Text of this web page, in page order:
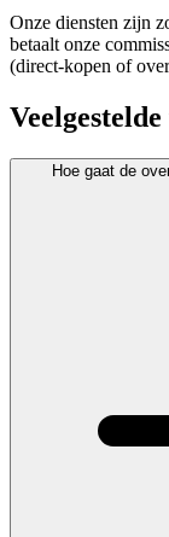
Onze diensten zijn
betaalt onze
(direct-kopen of
Hoe gaat de